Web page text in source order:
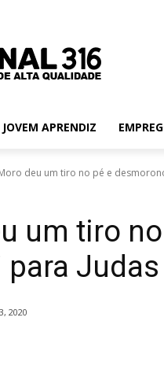
JOVEM APRENDIZ
deu um tiro no pé e
um tiro
para Judas
2020